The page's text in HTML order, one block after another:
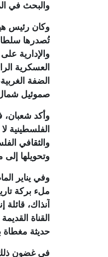
والبحث في
وكان رئيس
والإدارية
العسكرية
صموئيل شمال
وأكد شعبان،
الفلسطينية
والثقافي
وتحويلها
وفي يناير
ملء بركة
آنذاك،
حديثة
في غضون